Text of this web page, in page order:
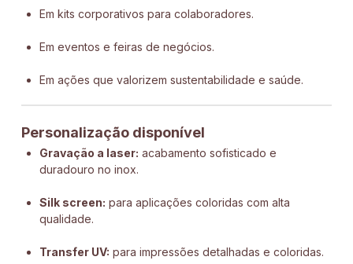
Em kits corporativos para colaboradores.
Em eventos e feiras de negócios.
Em ações que valorizem sustentabilidade e saúde.
Personalização disponível
Gravação a laser: acabamento sofisticado e
duradouro no inox.
Silk screen: para aplicações coloridas com alta
qualidade.
Transfer UV: para impressões detalhadas e coloridas.